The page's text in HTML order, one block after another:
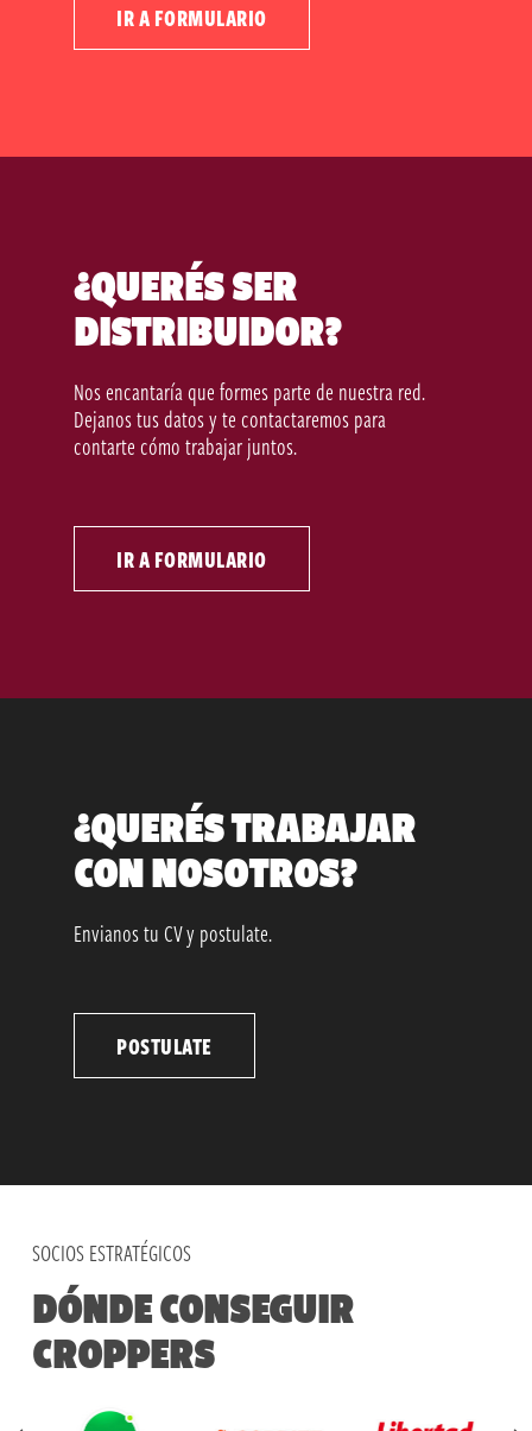
IR A FORMULARIO
¿QUERÉS SER
DISTRIBUIDOR?
Nos encantaría que formes parte de nuestra red.
Dejanos tus datos y te contactaremos para
contarte cómo trabajar juntos.
IR A FORMULARIO
¿QUERÉS TRABAJAR
CON NOSOTROS?
Envianos tu CV y postulate.
POSTULATE
SOCIOS ESTRATÉGICOS
DÓNDE CONSEGUIR
CROPPERS